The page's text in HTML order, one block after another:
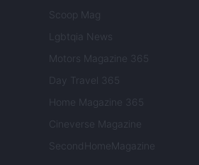
Scoop Mag
Lgbtqia News
Motors Magazine 365
Day Travel 365
Home Magazine 365
Cineverse Magazine
SecondHomeMagazine